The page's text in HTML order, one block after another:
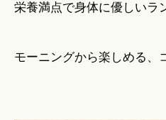
栄養満点で身体に優しいラ
モーニングから楽しめる、